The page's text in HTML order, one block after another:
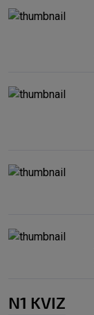
N1 KVIZ